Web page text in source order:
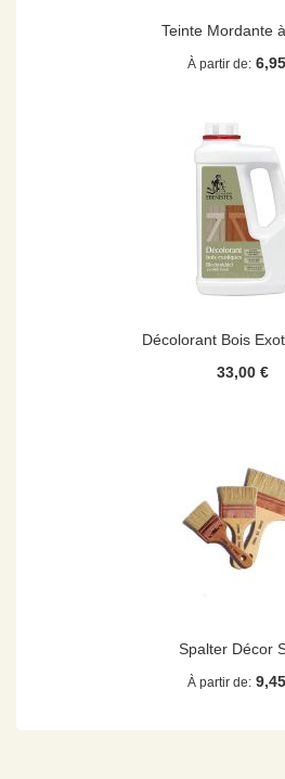
Teinte Mordante
À partir de
Décolorant Bois
33,00 €
Spalter Décor
À partir de